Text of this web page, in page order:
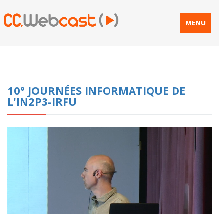
MENU
10° JOURNÉES INFORMATIQUE DE
L'IN2P3-IRFU